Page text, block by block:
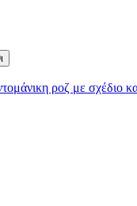
ροζ με σχέδιο